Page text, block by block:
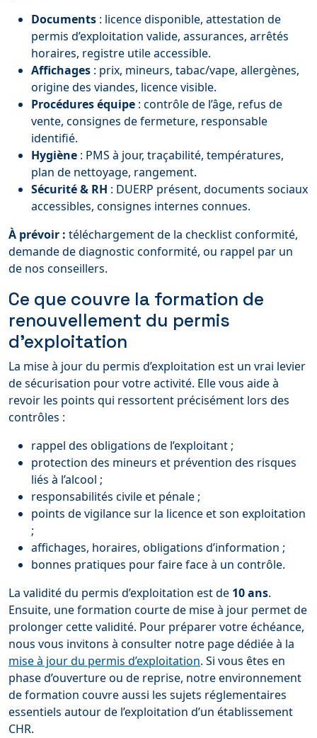
Documents : licence disponible, attestation de
permis d’exploitation valide, assurances, arrêtés
horaires, registre utile accessible.
Affichages : prix, mineurs, tabac/vape, allergènes,
origine des viandes, licence visible.
Procédures équipe : contrôle de l’âge, refus de
vente, consignes de fermeture, responsable
identifié.
Hygiène : PMS à jour, traçabilité, températures,
plan de nettoyage, rangement.
Sécurité & RH : DUERP présent, documents sociaux
accessibles, consignes internes connues.
À prévoir : téléchargement de la checklist conformité,
demande de diagnostic conformité, ou rappel par un
de nos conseillers.
Ce que couvre la formation de
renouvellement du permis
d’exploitation
La mise à jour du permis d’exploitation est un vrai levier
de sécurisation pour votre activité. Elle vous aide à
revoir les points qui ressortent précisément lors des
contrôles :
rappel des obligations de l’exploitant ;
protection des mineurs et prévention des risques
liés à l’alcool ;
responsabilités civile et pénale ;
points de vigilance sur la licence et son exploitation
;
affichages, horaires, obligations d’information ;
bonnes pratiques pour faire face à un contrôle.
La validité du permis d’exploitation est de 10 ans.
Ensuite, une formation courte de mise à jour permet de
prolonger cette validité. Pour préparer votre échéance,
nous vous invitons à consulter notre page dédiée à la
mise à jour du permis d’exploitation. Si vous êtes en
phase d’ouverture ou de reprise, notre environnement
de formation couvre aussi les sujets réglementaires
essentiels autour de l’exploitation d’un établissement
CHR.